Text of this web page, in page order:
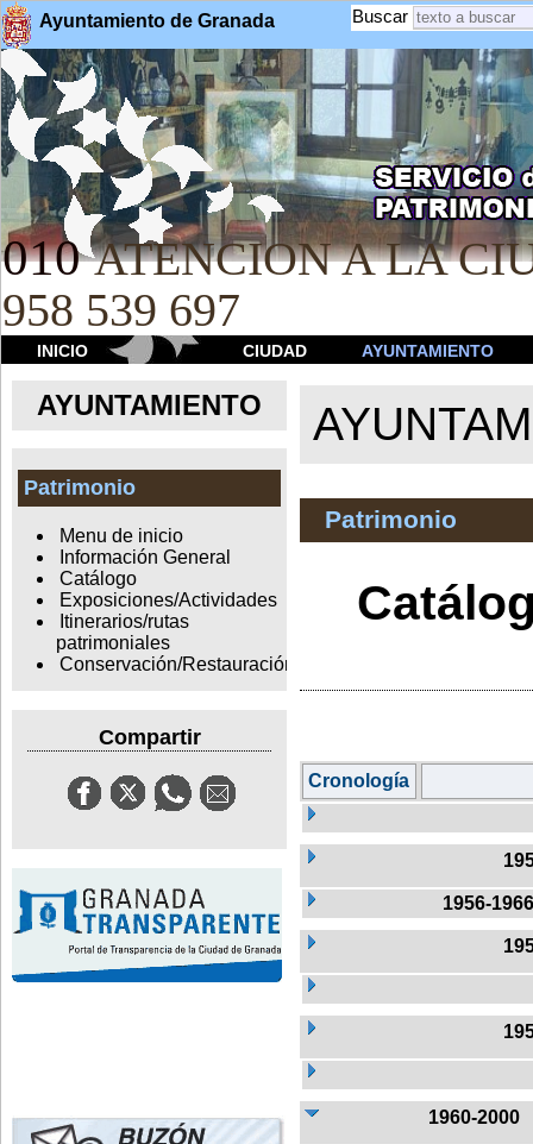
Ayuntamiento de Granada Buscar
010 ATENCION A LA
958 539 697
INICIO CIUDAD AYUNTAMIENTO
AYUNTAMIENTO
Patrimonio
Menu de inicio
Información General
Catálogo
Exposiciones/Actividades
Itinerarios/rutas
patrimoniales
Conservación/Restauración
Compartir
Patrimonio
Cronología
1956-1966
1960-2000